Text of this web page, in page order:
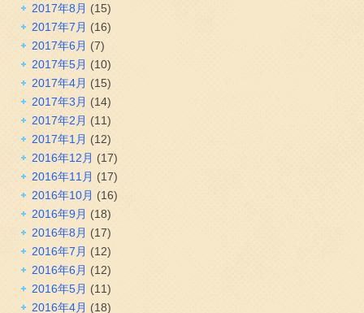
2017年8月 (15)
2017年7月 (16)
2017年6月 (7)
2017年5月 (10)
2017年4月 (15)
2017年3月 (14)
2017年2月 (11)
2017年1月 (12)
2016年12月 (17)
2016年11月 (17)
2016年10月 (16)
2016年9月 (18)
2016年8月 (17)
2016年7月 (12)
2016年6月 (12)
2016年5月 (11)
2016年4月 (18)